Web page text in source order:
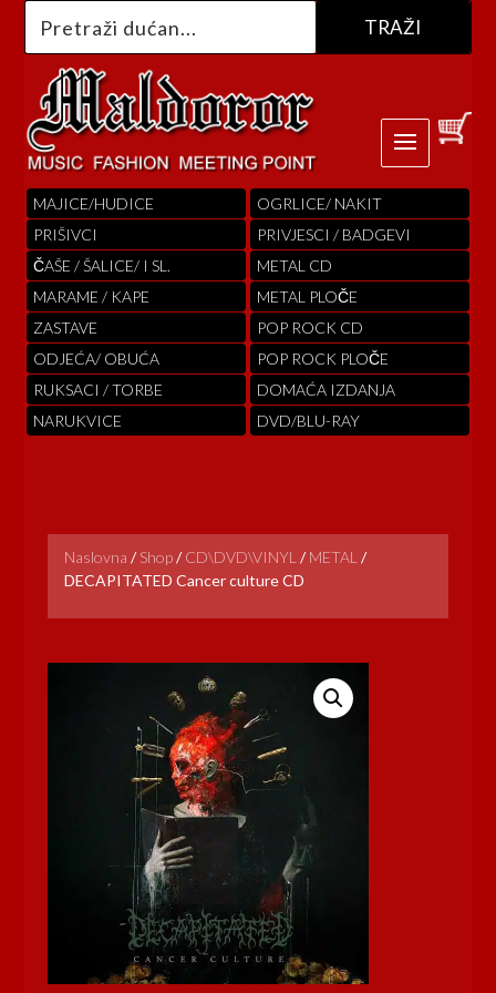
MAJICE/HUDICE
PRIŠIVCI
ČAŠE / ŠALICE/ I SL.
MARAME / KAPE
ZASTAVE
ODJEĆA/ OBUĆA
RUKSACI / TORBE
NARUKVICE
OGRLICE/ NAKIT
PRIVJESCI / BADGEVI
METAL CD
METAL PLOČE
POP ROCK CD
POP ROCK PLOČE
DOMAĆA IZDANJA
DVD/BLU-RAY
Naslovna / Shop/ CD\DVD\VINYL / METAL /
DECAPITATED Cancer culture CD